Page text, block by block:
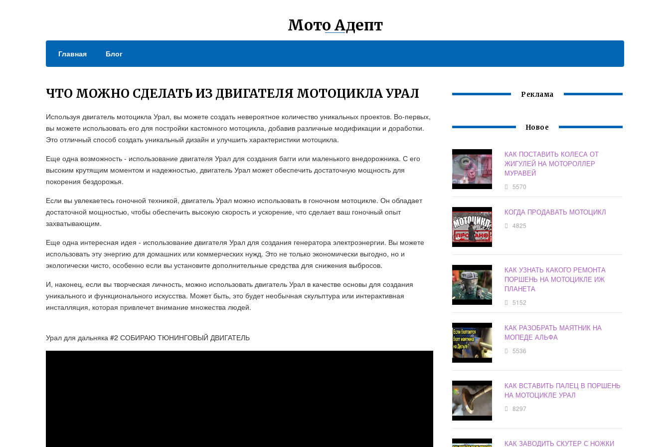
Мото Адепт
Главная Блог
ЧТО МОЖНО СДЕЛАТЬ ИЗ ДВИГАТЕЛЯ МОТОЦИКЛА УРАЛ
Используя двигатель мотоцикла Урал, вы можете создать невероятное количество уникальных проектов. Во-первых,
вы можете использовать его для постройки кастомного мотоцикла, добавив различные модификации и доработки.
Это отличный способ создать уникальный дизайн и улучшить характеристики мотоцикла.
Еще одна возможность - использование двигателя Урал для создания багги или маленького внедорожника. С его
высоким крутящим моментом и надежностью, двигатель Урал может обеспечить достаточную мощность для
покорения бездорожья.
Если вы увлекаетесь гоночной техникой, двигатель Урал можно использовать в гоночном мотоцикле. Он обладает
достаточной мощностью, чтобы обеспечить высокую скорость и ускорение, что сделает ваш гоночный опыт
захватывающим.
Еще одна интересная идея - использование двигателя Урал для создания генератора электроэнергии. Вы можете
использовать эту энергию для домашних или коммерческих нужд. Это не только экономически выгодно, но и
экологически чисто, особенно если вы установите дополнительные средства для снижения выбросов.
И, наконец, если вы творческая личность, можно использовать двигатель Урал в качестве основы для создания
уникального и функционального искусства. Может быть, это будет необычная скульптура или интерактивная
инсталляция, которая привлечет внимание множества людей.
Урал для дальняка #2 СОБИРАЮ ТЮНИНГОВЫЙ ДВИГАТЕЛЬ
Реклама
Новое
КАК ПОСТАВИТЬ КОЛЕСА ОТ
ЖИГУЛЕЙ НА МОТОРОЛЛЕР
МУРАВЕЙ
5570
КОГДА ПРОДАВАТЬ МОТОЦИКЛ
4825
КАК УЗНАТЬ КАКОГО РЕМОНТА
ПОРШЕНЬ НА МОТОЦИКЛЕ ИЖ
ПЛАНЕТА
5152
КАК РАЗОБРАТЬ МАЯТНИК НА
МОПЕДЕ АЛЬФА
5536
КАК ВСТАВИТЬ ПАЛЕЦ В ПОРШЕНЬ
НА МОТОЦИКЛЕ УРАЛ
8297
КАК ЗАВОДИТЬ СКУТЕР С НОЖКИ